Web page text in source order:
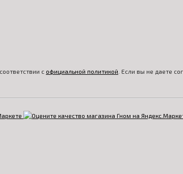
с официальной политикой . Если вы не даете